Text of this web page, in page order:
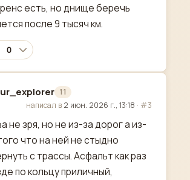
есть, но днище беречь
после 9 тысяч км.
0
11
написал в 2 июн. 2026 г., 13:18 · #3
не зря, но не из-за дорог а из-
что на ней не стыдно
с трассы. Асфальт как раз
по кольцу приличный,